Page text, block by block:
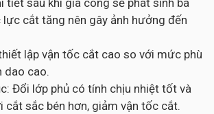
tiết sau khi gia công sẽ phát sinh ba
cắt tăng nên gây ảnh hưởng đến
lập vận tốc cắt cao so với mức phù
dao cao.
Đổi lớp phủ có tính chịu nhiệt tốt và
cắt sắc bén hơn, giảm vận tốc cắt.